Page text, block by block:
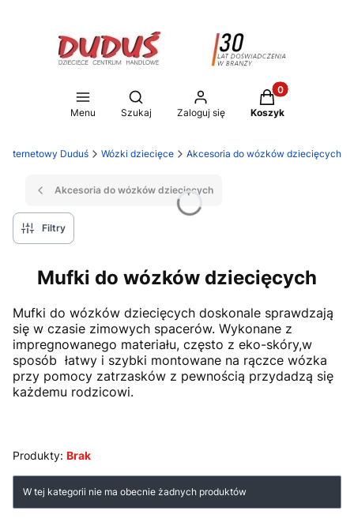
Menu
Otwórz wyszukiwarkę
Szukaj Zaloguj się
Produkty w
Koszyk
internetowy Duduś Wózki dziecięce Akcesoria do wózków dziecięcych
Akcesoria do wózków dziecięcych
Filtry
Mufki do wózków dziecięcych
Mufki do wózków dziecięcych doskonale sprawdzają
się w czasie zimowych spacerów. Wykonane z
impregnowanego materiału, często z eko-skóry,w
sposób łatwy i szybki montowane na rączce wózka
przy pomocy zatrzasków z pewnością przydadzą się
każdemu rodzicowi.
Produkty: Brak
Lista produktów
W tej kategorii nie ma obecnie żadnych produktów